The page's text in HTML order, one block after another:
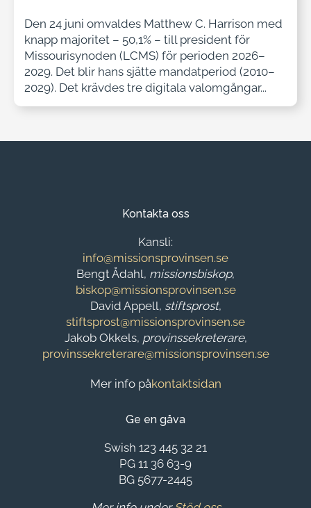
Den 24 juni omvaldes Matthew C. Harrison med
knapp majoritet – 50,1% – till president för
Missourisynoden (LCMS) för perioden 2026–
2029. Det blir hans sjätte mandatperiod (2010–
2029). Det krävdes tre digitala valomgångar...
Kontakta oss
Kansli:
info@missionsprovinsen.se
Bengt Ådahl, missionsbiskop,
biskop@missionsprovinsen.se
David Appell, stiftsprost,
stiftsprost@missionsprovinsen.se
Jakob Okkels, provinssekreterare,
provinssekreterare@missionsprovinsen.se
Mer info påkontaktsidan
Ge en gåva
Swish 123 445 32 21
PG 11 36 63-9
BG 5677-2445